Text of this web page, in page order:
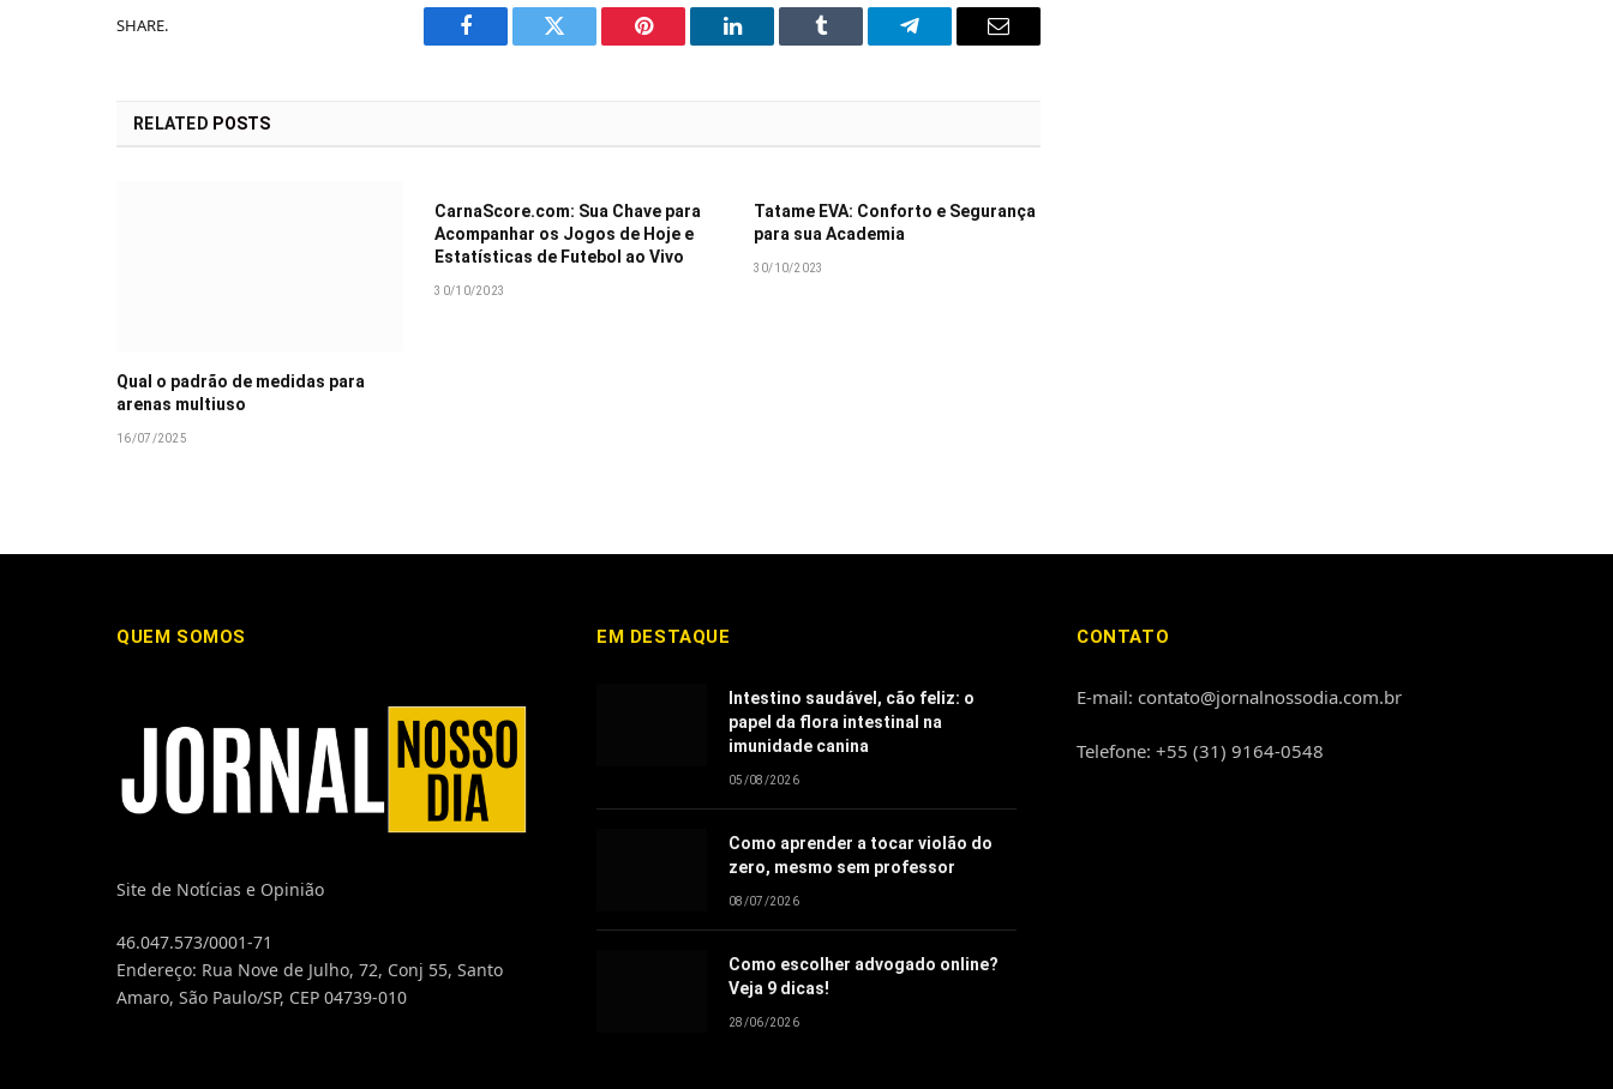
SHARE.
Facebook Twitter Pinterest LinkedIn Tumblr Telegram Email
RELATED POSTS
Qual o padrão de medidas para
arenas multiuso
16/07/2025
CarnaScore.com: Sua Chave para
Acompanhar os Jogos de Hoje e
Estatísticas de Futebol ao Vivo
30/10/2023
Tatame EVA: Conforto e Segurança
para sua Academia
30/10/2023
QUEM SOMOS
Site de Notícias e Opinião
46.047.573/0001-71
Endereço: Rua Nove de Julho, 72, Conj 55, Santo
Amaro, São Paulo/SP, CEP 04739-010
EM DESTAQUE
Intestino saudável, cão feliz: o
papel da flora intestinal na
imunidade canina
05/08/2026
Como aprender a tocar violão do
zero, mesmo sem professor
08/07/2026
Como escolher advogado online?
Veja 9 dicas!
28/06/2026
CONTATO
E-mail: contato@jornalnossodia.com.br
Telefone: +55 (31) 9164-0548